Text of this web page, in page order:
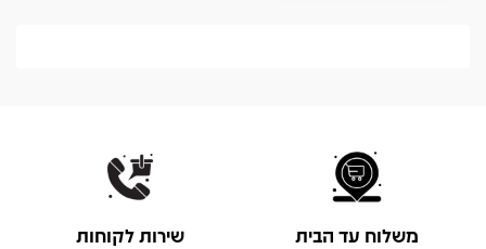
משלוח עד הבית שירות לקוחות